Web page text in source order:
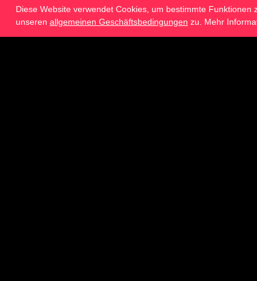
Diese Website verwendet Cookies, um bestimmte
unseren allgemeinen Geschäftsbedingungen zu. Mehr